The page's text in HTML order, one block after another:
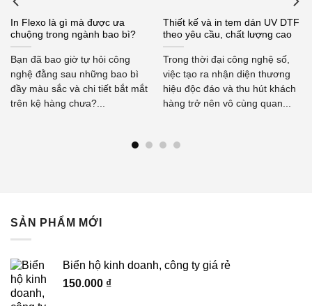
In Flexo là gì mà được ưa
chuộng trong ngành bao bì?
Bạn đã bao giờ tự hỏi công
nghệ đằng sau những bao bì
đầy màu sắc và chi tiết bắt mắt
trên kệ hàng chưa?...
Thiết kế và in tem dán UV DTF
theo yêu cầu, chất lượng cao
Trong thời đại công nghệ số,
việc tạo ra nhận diện thương
hiệu độc đáo và thu hút khách
hàng trở nên vô cùng quan...
SẢN PHẨM MỚI
Biển hộ kinh doanh, công ty giá rẻ
150.000 ₫